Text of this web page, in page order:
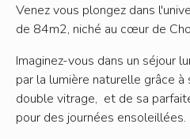
Venez vous plongez dans
de 84m2, niché au cœur de
Imaginez-vous dans un séjour
par la lumière naturelle grâce
double vitrage, et de sa
pour des journées ensoleillées.